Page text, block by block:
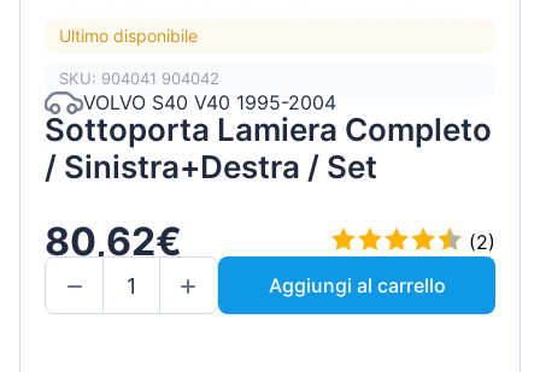
Ultimo disponibile
SKU: 904041 904042
VOLVO S40 V40 1995-2004
Sottoporta Lamiera Completo
/ Sinistra+Destra / Set
80,62€
(2)
Aggiungi al carrello